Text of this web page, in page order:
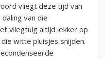
vliegt deze tijd van
van die
vliegtuig altijd lekker op
witte pluisjes snijden.